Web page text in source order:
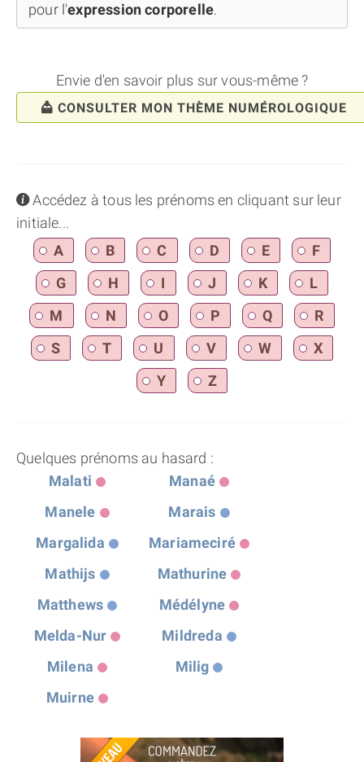
pour l'expression corporelle.
Envie d'en savoir plus sur vous-même ?
CONSULTER MON THÈME NUMÉROLOGIQUE
infoAccédez à tous les prénoms en cliquant sur leur
initiale...
A
B C D E
F
G
H I J K
L
M
N O P Q
R
S
T U V W
X
Y
Z
Quelques prénoms au hasard :
Malati
Manaé
Manele
Marais
Margalida
Mariameciré
Mathijs
Mathurine
Matthews
Médélyne
Melda-Nur
Mildreda
Milena
Milig
Muirne